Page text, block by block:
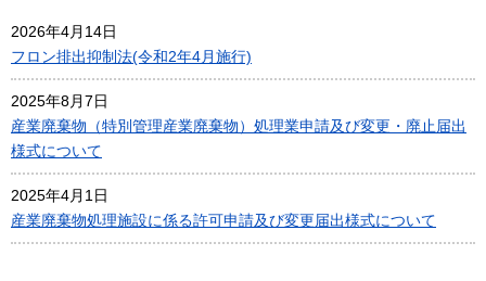
2026年4月14日
フロン排出抑制法(令和2年4月施行)
2025年8月7日
産業廃棄物（特別管理産業廃棄物）処理業申請及び変更・廃止届出
様式について
2025年4月1日
産業廃棄物処理施設に係る許可申請及び変更届出様式について